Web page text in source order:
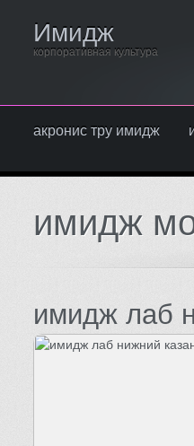
Имидж
корпоративная культура
акронис тру имидж
имидж
имидж лаб